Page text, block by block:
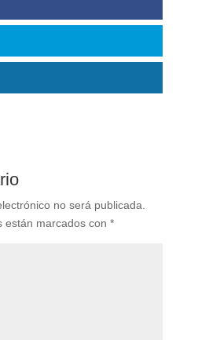
no será publicada.
están marcados con *